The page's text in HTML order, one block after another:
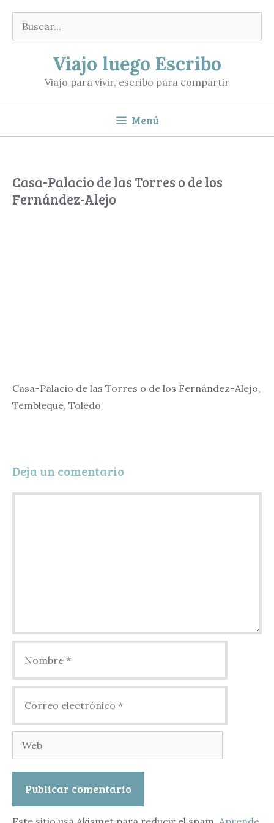
contenido
Buscar:
Viajo luego Escribo
Viajo para vivir, escribo para compartir
Menú
Casa-Palacio de las Torres o de los
Fernández-Alejo
Casa-Palacio de las Torres o de los Fernández-Alejo,
Tembleque, Toledo
Deja un comentario
electrónico
Web